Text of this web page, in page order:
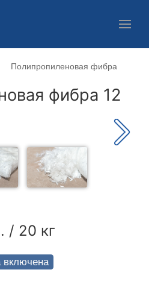
Полипропиленовая фибра
фибра 12
/ 20 кг
включена